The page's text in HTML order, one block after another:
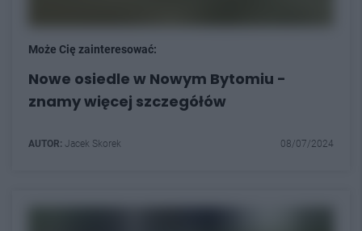
Może Cię zainteresować:
Nowe osiedle w Nowym Bytomiu -
znamy więcej szczegółów
AUTOR: Jacek Skorek 08/07/2024